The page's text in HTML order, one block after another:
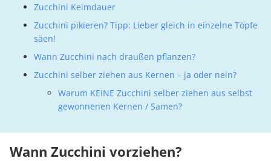
Zucchini Keimdauer
Zucchini pikieren? Tipp: Lieber gleich in einzelne Töpfe
säen!
Wann Zucchini nach draußen pflanzen?
Zucchini selber ziehen aus Kernen – ja oder nein?
Warum KEINE Zucchini selber ziehen aus selbst
gewonnenen Kernen / Samen?
Wann Zucchini vorziehen?